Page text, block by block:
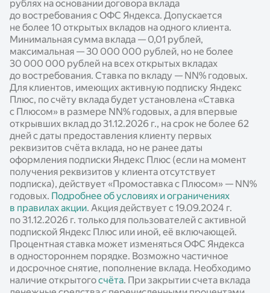
рублях на основании договора вклада
до востребования с ОФС Яндекса. Допускается
не более 10 открытых вкладов на одного клиента.
Минимальная сумма вклада — 0,01 рублей,
максимальная — 30 000 000 рублей, но не более
30 000 000 рублей на всех открытых вкладах
до востребования. Ставка по вкладу — NN% годовых.
Для клиентов, имеющих активную подписку Яндекс
Плюс, по счёту вклада будет установлена «Ставка
с Плюсом» в размере NN% годовых, а для впервые
открывших вклад до 31.12.2026 г., на срок не более 62
дней с даты предоставления клиенту первых
реквизитов счёта вклада, но не ранее даты
оформления подписки Яндекс Плюс (если на момент
получения реквизитов у клиента отсутствует
подписка), действует «Промоставка с Плюсом» — NN%
годовых. Подробнее об условиях и ограничениях
в правилах акции. Акция действует c 19.09.2024 г.
по 31.12.2026 г. только для пользователей с активной
подпиской Яндекс Плюс или иной, её включающей.
Процентная ставка может изменяться ОФС Яндекса
в одностороннем порядке. Возможно частичное
и досрочное снятие, пополнение вклада. Необходимо
наличие открытогосчёта. При закрытии счета вклада